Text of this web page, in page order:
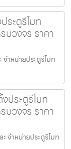
ระตูรีโมท
บวงจร ราคา
ำหน่ายประตูรีโมท
ประตูรีโมท
บวงจร ราคา
จำหน่ายประตูรีโมท